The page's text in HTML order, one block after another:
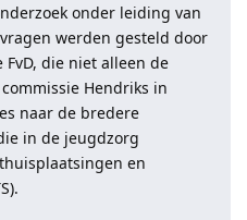
onder leiding van
werden gesteld door
die niet alleen de
Hendriks in
naar de bredere
in de jeugdzorg
en